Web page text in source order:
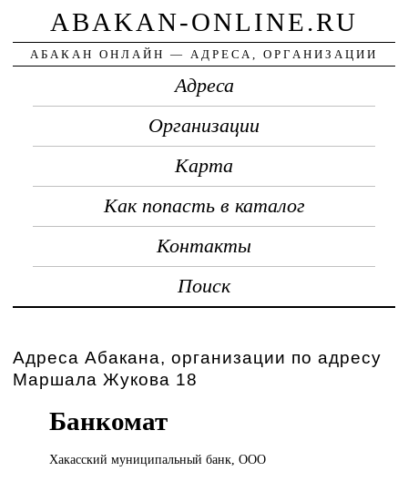
ABAKAN-ONLINE.RU
АБАКАН ОНЛАЙН — АДРЕСА, ОРГАНИЗАЦИИ
Адреса
Организации
Карта
Как попасть в каталог
Контакты
Поиск
Адреса Абакана, организации по адресу
Маршала Жукова 18
Банкомат
Хакасский муниципальныйбанк, ООО